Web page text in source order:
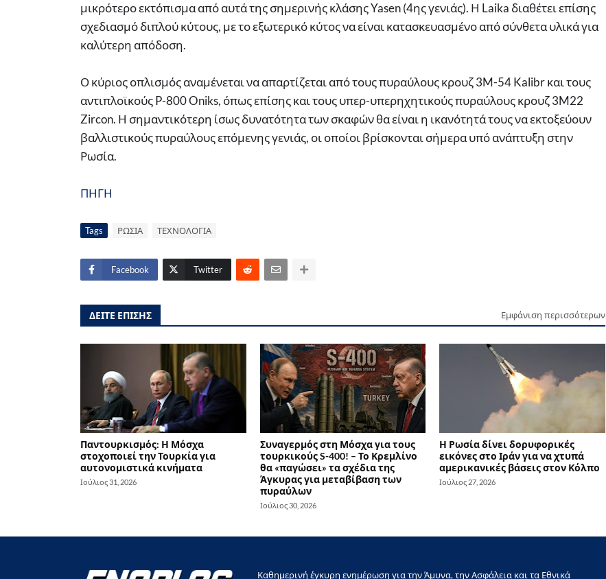
μικρότερο εκτόπισμα από αυτά της σημερινής κλάσης Yasen (4ης γενιάς). Η Laika διαθέτει επίσης
σχεδιασμό διπλού κύτους, με το εξωτερικό κύτος να είναι κατασκευασμένο από σύνθετα υλικά για
καλύτερη απόδοση.
Ο κύριος οπλισμός αναμένεται να απαρτίζεται από τους πυραύλους κρουζ 3M-54 Kalibr και τους
αντιπλοϊκούς P-800 Oniks, όπως επίσης και τους υπερ-υπερηχητικούς πυραύλους κρουζ 3M22
Zircon. Η σημαντικότερη ίσως δυνατότητα των σκαφών θα είναι η ικανότητά τους να εκτοξεύουν
βαλλιστικούς πυραύλους επόμενης γενιάς, οι οποίοι βρίσκονται σήμερα υπό ανάπτυξη στην
Ρωσία.
ΠΗΓΗ
Tags ΡΩΣΙΑ ΤΕΧΝΟΛΟΓΙΑ
Facebook Twitter
ΔΕΙΤΕ ΕΠΙΣΗΣ Εμφάνιση περισσότερων
Παντουρκισμός: Η Μόσχα
στοχοποιεί την Τουρκία για
αυτονομιστικά κινήματα
Ιούλιος 31, 2026
Συναγερμός στη Μόσχα για τους
τουρκικούς S-400! – Το Κρεμλίνο
θα «παγώσει» τα σχέδια της
Άγκυρας για μεταβίβαση των
πυραύλων
Ιούλιος 30, 2026
Η Ρωσία δίνει δορυφορικές
εικόνες στο Ιράν για να χτυπά
αμερικανικές βάσεις στον Κόλπο
Ιούλιος 27, 2026
Καθημερινή έγκυρη ενημέρωση για την Άμυνα, την Ασφάλεια και τα Εθνικά